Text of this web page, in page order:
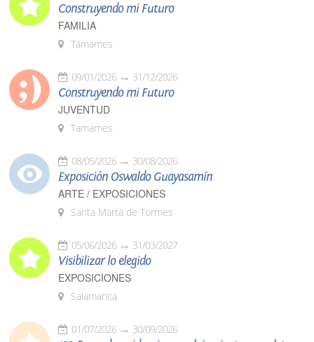
Construyendo mi Futuro
FAMILIA
Tamames
09/01/2026 31/12/2026
Construyendo mi Futuro
JUVENTUD
Tamames
08/05/2026 30/08/2026
Exposición Oswaldo Guayasamín
ARTE / EXPOSICIONES
Santa Marta de Tormes
05/06/2026 31/03/2027
Visibilizar lo elegido
EXPOSICIONES
Salamanca
01/07/2026 30/09/2026